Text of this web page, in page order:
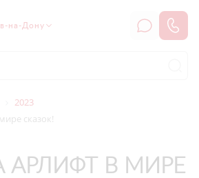
на-Дону
2023
сказок!
АРЛИФТ В МИРЕ